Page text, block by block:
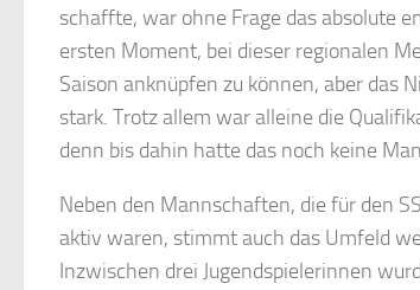
schaffte, war ohne Frage das absolute
ersten Moment, bei dieser regionalen
Saison anknüpfen zu können, aber das
stark. Trotz allem war alleine die
denn bis dahin hatte das noch keine
Neben den Mannschaften, die für den
aktiv waren, stimmt auch das Umfeld
Inzwischen drei Jugendspielerinnen